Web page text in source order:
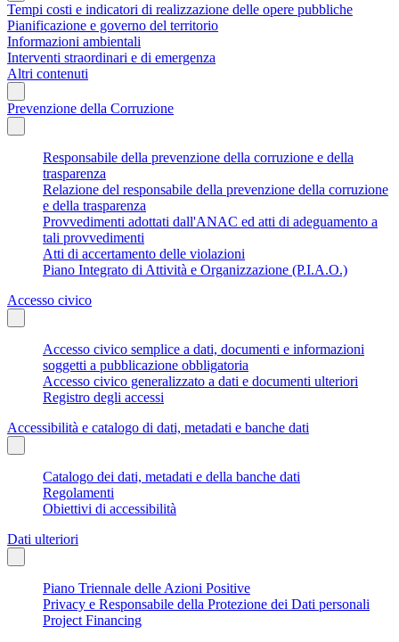
Tempi costi e indicatori di realizzazione delle opere pubbliche
Pianificazione e governo del territorio
Informazioni ambientali
Interventi straordinari e di emergenza
Altri contenuti
Prevenzione della Corruzione
Responsabile della prevenzione della corruzione e della
trasparenza
Relazione del responsabile della prevenzione della corruzione
e della trasparenza
Provvedimenti adottati dall'ANAC ed atti di adeguamento a
tali provvedimenti
Atti di accertamento delle violazioni
Piano Integrato di Attività e Organizzazione (P.I.A.O.)
Accesso civico
Accesso civico semplice a dati, documenti e informazioni
soggetti a pubblicazione obbligatoria
Accesso civico generalizzato a dati e documenti ulteriori
Registro degli accessi
Accessibilità e catalogo di dati, metadati e banche dati
Catalogo dei dati, metadati e della banche dati
Regolamenti
Obiettivi di accessibilità
Dati ulteriori
Piano Triennale delle Azioni Positive
Privacy e Responsabile della Protezione dei Dati personali
Project Financing